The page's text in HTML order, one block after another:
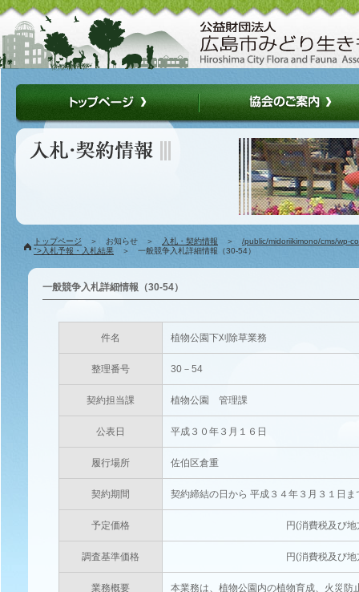
トップページ ＞ お知らせ ＞ 入札・契約情報 ＞ /public/midoriikimono/cms/wp-
">入札予報・入札結果 ＞ 一般競争入札詳細情報（30-54）
一般競争入札詳細情報（30-54）
件名 植物公園下刈除草業務
整理番号 30－54
契約担当課 植物公園 管理課
公表日 平成３０年３月１６日
履行場所 佐伯区倉重
契約期間 契約締結の日から 平成３４年３月３１日ま
予定価格 円(消費税及び地方消費税相
調査基準価格 円(消費税及び地方消費税相
業務概要 本業務は、植物公園内の植物育成、火災